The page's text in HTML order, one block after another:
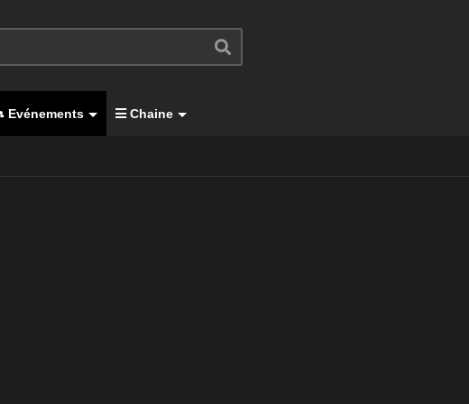
Evénements Chaine